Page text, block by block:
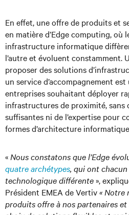
En effet, une offre de produits et
en matière d’Edge computing, où
infrastructure informatique
l’autre et évoluent constamment.
proposer des solutions
un service d’accompagnement
entreprises souhaitant déployer
infrastructures de proximité, sans
suffisantes ni de l’expertise pour
formes d’architecture
« Nous constatons que l’Edge
quatre archétypes, qui ont
technologique différente»,
Président EMEA de Vertiv« Notre
produits offre à nos partenaires